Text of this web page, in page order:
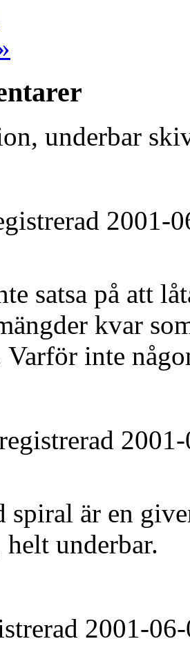
underbar
2001-
satsa på att
kvar
Varför inte
spiral är en
underbar.
2001-